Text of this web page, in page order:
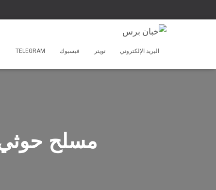
البريد الإلكتروني تويتر فيسبوك TELEGRAM
مسلح